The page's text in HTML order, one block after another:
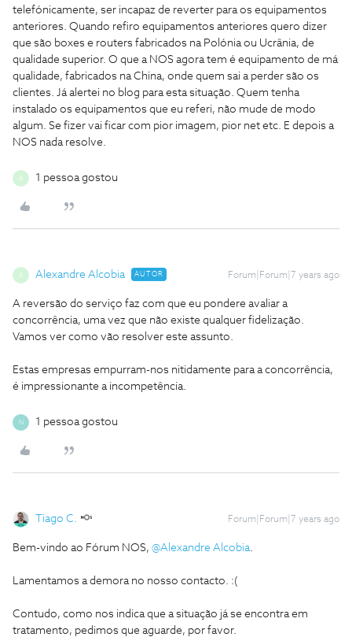
telefónicamente, ser incapaz de reverter para os equipamentos
anteriores. Quando refiro equipamentos anteriores quero dizer
que são boxes e routers fabricados na Polónia ou Ucrânia, de
qualidade superior. O que a NOS agora tem é equipamento de má
qualidade, fabricados na China, onde quem sai a perder são os
clientes. Já alertei no blog para esta situação. Quem tenha
instalado os equipamentos que eu referi, não mude de modo
algum. Se fizer vai ficar com pior imagem, pior net etc. E depois a
NOS nada resolve.
A 1 pessoa gostou
A Alexandre Alcobia AUTOR Forum|Forum|7 years ago
A reversão do serviço faz com que eu pondere avaliar a
concorrência, uma vez que não existe qualquer fidelização.
Vamos ver como vão resolver este assunto.
Estas empresas empurram-nos nitidamente para a concorrência,
é impressionante a incompetência.
N 1 pessoa gostou
Tiago C. Forum|Forum|7 years ago
Bem-vindo ao Fórum NOS, @Alexandre Alcobia.
Lamentamos a demora no nosso contacto. :(
Contudo, como nos indica que a situação já se encontra em
tratamento, pedimos que aguarde, por favor.